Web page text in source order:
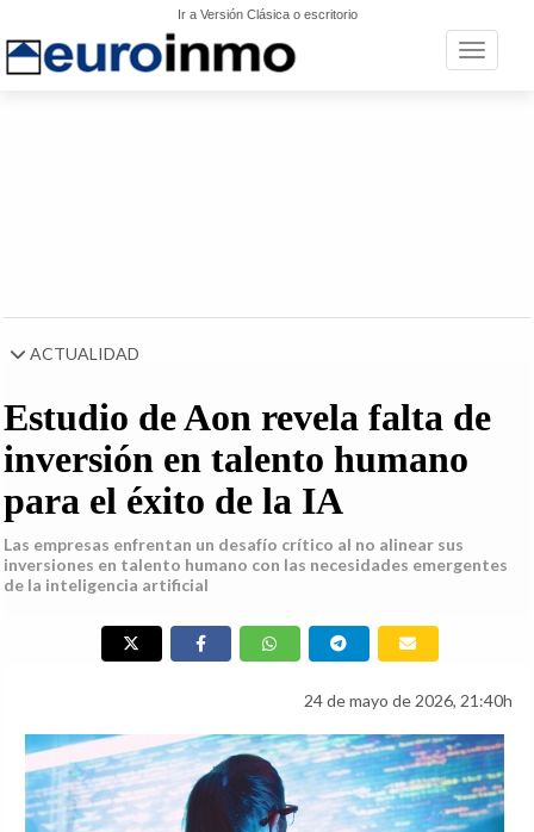
Ir a Versión Clásica o escritorio
Toggle
ACTUALIDAD
Estudio de Aon revela falta de
inversión en talento humano
para el éxito de la IA
Las empresas enfrentan un desafío crítico al no alinear sus
inversiones en talento humano con las necesidades emergentes
de la inteligencia artificial
24 de mayo de 2026, 21:40h